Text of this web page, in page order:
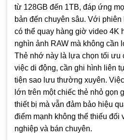
từ 128GB đến 1TB, đáp ứng
bản đến chuyên sâu. Với
có thể quay hàng giờ video 4K
nghìn ảnh RAW mà không cần
Thẻ nhớ này là lựa chọn tối
việc di động, cần ghi hình liên
tiện sao lưu thường xuyên.
lớn trên một chiếc thẻ nhỏ gọn
thiết bị mà vẫn đảm bảo hiệu
điểm mạnh không thể thiếu đối
nghiệp và bán chuyên.